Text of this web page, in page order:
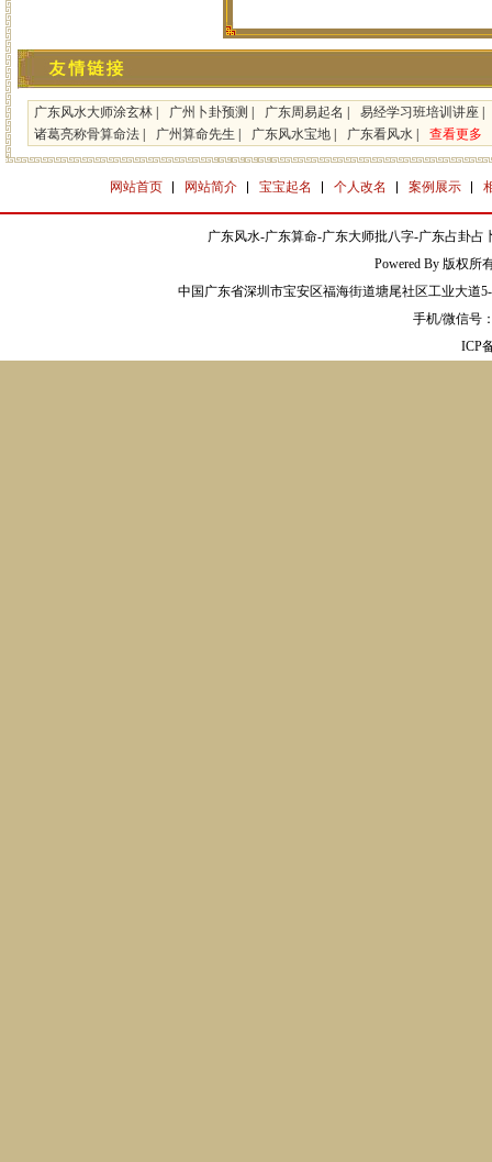
广东风水大师涂玄林 广州卜卦预测 广东周易起名 易经学习班培训讲座
诸葛亮称骨算命法
广州算命先生 广东风水宝地 广东看风水 查看更多
网站首页 网站简介 宝宝起名 个人改名 案例展示
广东风水-广东算命-广东大师批八字-广东占卦
Powered By 版权所
中国广东省深圳市宝安区福海街道塘尾社区工业大道
手机/微信号
ICP